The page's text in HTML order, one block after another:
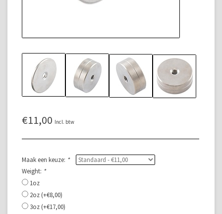
€11,00 Incl. btw
Maak een keuze: *
Weight: *
1oz
2oz (+€8,00)
3oz (+€17,00)